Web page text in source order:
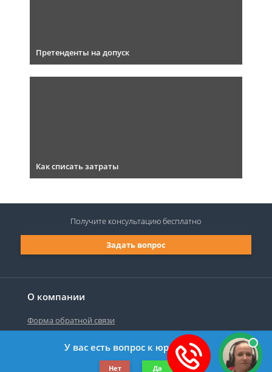
Претенденты на допуск
Как списать затраты
О компании
Форма обратной связи
©2019-2026 Все права защищены.
Задать вопрос
Получите консультациюбесплатно
У вас есть вопрос к юристу?
Нет Да